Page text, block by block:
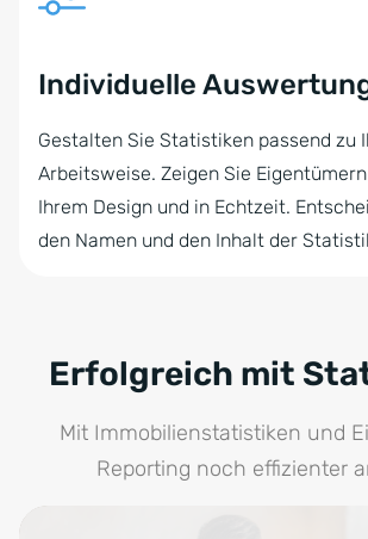
Individuelle
Gestalten Sie Statistiken passend zu
Arbeitsweise. Zeigen Sie
Ihrem Design und in Echtzeit.
den Namen und den Inhalt der
Erfolgreich mit
Mit Immobilienstatistiken und
Reporting noch effizienter